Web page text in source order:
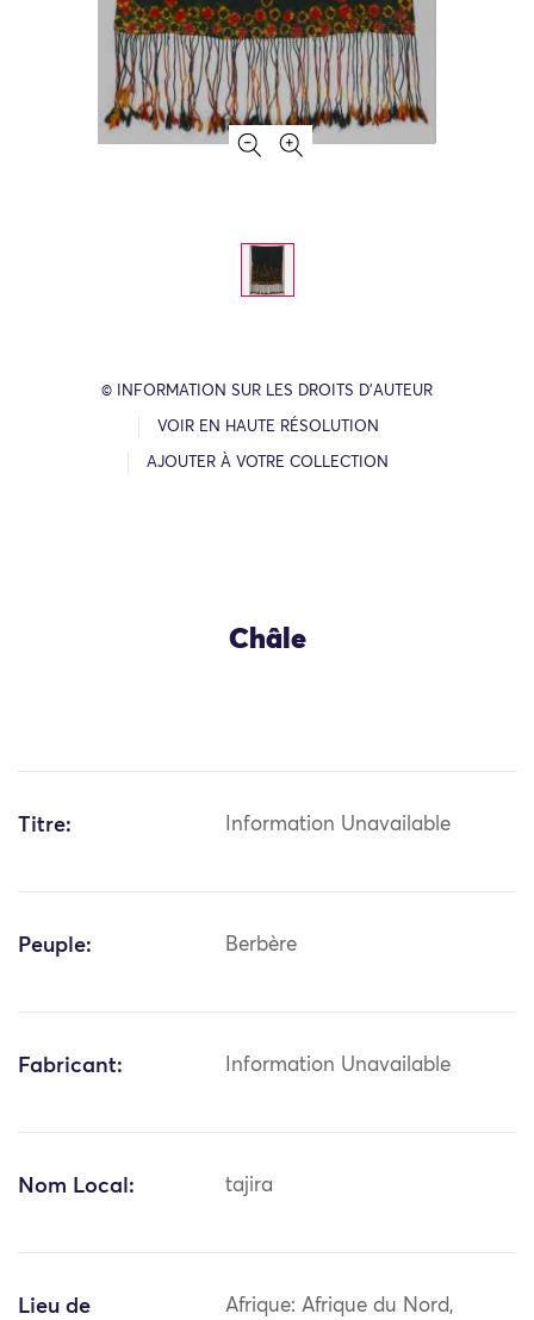
© INFORMATION SUR LES DROITS D’AUTEUR
VOIR EN HAUTE RÉSOLUTION
AJOUTER À VOTRE COLLECTION
Châle
Titre: Information Unavailable
Peuple: Berbère
Fabricant: Information Unavailable
Nom Local: tajira
Lieu de
Afrique: Afrique du Nord,